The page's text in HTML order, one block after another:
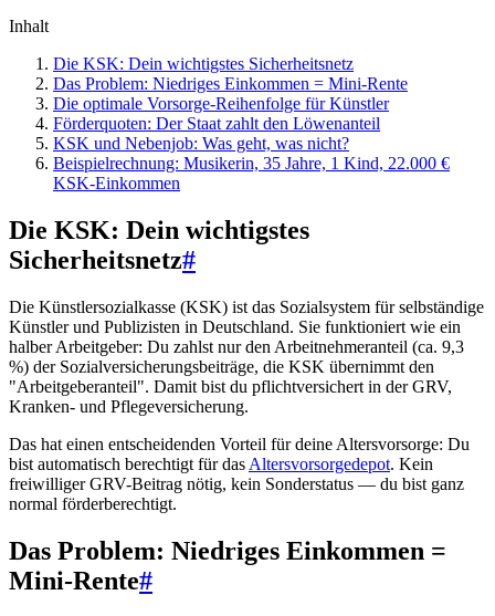
Inhalt
Die KSK: Dein wichtigstes Sicherheitsnetz
Das Problem: Niedriges Einkommen = Mini-Rente
Die optimale Vorsorge-Reihenfolge für Künstler
Förderquoten: Der Staat zahlt den Löwenanteil
KSK und Nebenjob: Was geht, was nicht?
Beispielrechnung: Musikerin, 35 Jahre, 1 Kind, 22.000 €
KSK-Einkommen
Die KSK: Dein wichtigstes
Sicherheitsnetz#
Die Künstlersozialkasse (KSK) ist das Sozialsystem für selbständige
Künstler und Publizisten in Deutschland. Sie funktioniert wie ein
halber Arbeitgeber: Du zahlst nur den Arbeitnehmeranteil (ca. 9,3
%) der Sozialversicherungsbeiträge, die KSK übernimmt den
"Arbeitgeberanteil". Damit bist du pflichtversichert in der GRV,
Kranken- und Pflegeversicherung.
Das hat einen entscheidenden Vorteil für deine Altersvorsorge: Du
bist automatisch berechtigt für das Altersvorsorgedepot. Kein
freiwilliger GRV-Beitrag nötig, kein Sonderstatus — du bist ganz
normal förderberechtigt.
Das Problem: Niedriges Einkommen =
Mini-Rente#